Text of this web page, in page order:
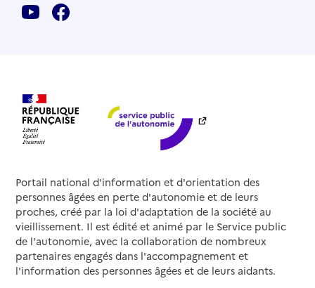
Portail national d'information et d'orientation des
personnes âgées en perte d'autonomie et de leurs
proches, créé par la loi d'adaptation de la société au
vieillissement. Il est édité et animé par le Service public
de l'autonomie, avec la collaboration de nombreux
partenaires engagés dans l'accompagnement et
l'information des personnes âgées et de leurs aidants.